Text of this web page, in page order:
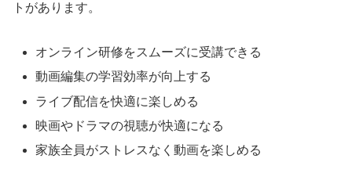
トがあります。
オンライン研修をスムーズに受講できる
動画編集の学習効率が向上する
ライブ配信を快適に楽しめる
映画やドラマの視聴が快適になる
家族全員がストレスなく動画を楽しめる